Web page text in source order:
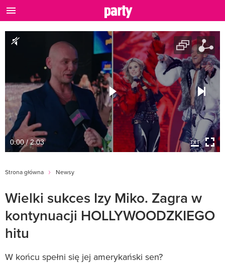
0:00 / 2:03
Strona główna Newsy
Wielki sukces Izy Miko. Zagra w
kontynuacji HOLLYWOODZKIEGO
hitu
W końcu spełni się jej amerykański sen?